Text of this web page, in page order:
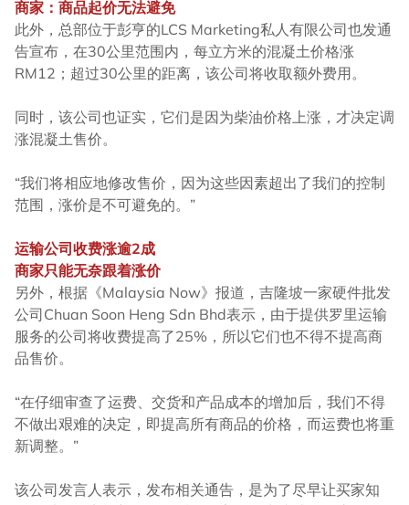
商家：商品起价无法避免
此外，总部位于彭亨的LCS Marketing私人有限公司也发通
告宣布，在30公里范围内，每立方米的混凝土价格涨
RM12；超过30公里的距离，该公司将收取额外费用。
同时，该公司也证实，它们是因为柴油价格上涨，才决定调
涨混凝土售价。
“我们将相应地修改售价，因为这些因素超出了我们的控制
范围，涨价是不可避免的。”
运输公司收费涨逾2成
商家只能无奈跟着涨价
另外，根据《Malaysia Now》报道，吉隆坡一家硬件批发
公司Chuan Soon Heng Sdn Bhd表示，由于提供罗里运输
服务的公司将收费提高了25%，所以它们也不得不提高商
品售价。
“在仔细审查了运费、交货和产品成本的增加后，我们不得
不做出艰难的决定，即提高所有商品的价格，而运费也将重
新调整。”
该公司发言人表示，发布相关通告，是为了尽早让买家知